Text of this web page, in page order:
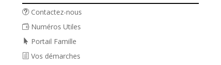
Contactez-nous
Numéros Utiles
Portail Famille
Vos démarches